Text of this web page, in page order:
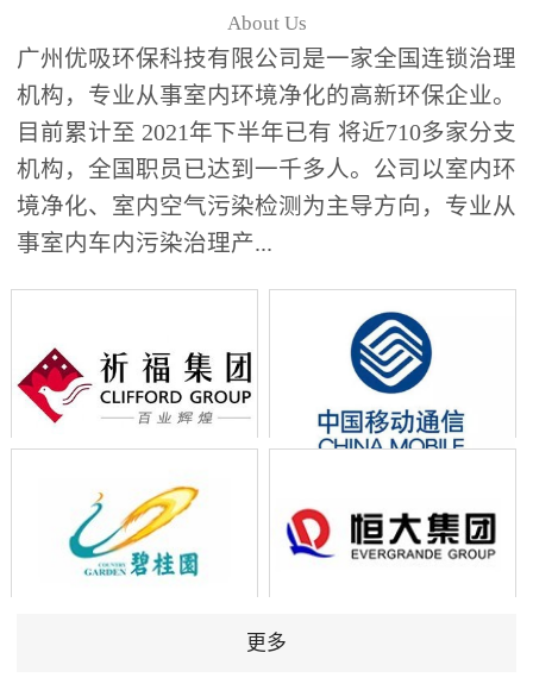
About Us
广州优吸环保科技有限公司是一家全国连锁治理
机构，专业从事室内环境净化的高新环保企业。
目前累计至 2021年下半年已有 将近710多家分支
机构，全国职员已达到一千多人。公司以室内环
境净化、室内空气污染检测为主导方向，专业从
事室内车内污染治理产...
更多